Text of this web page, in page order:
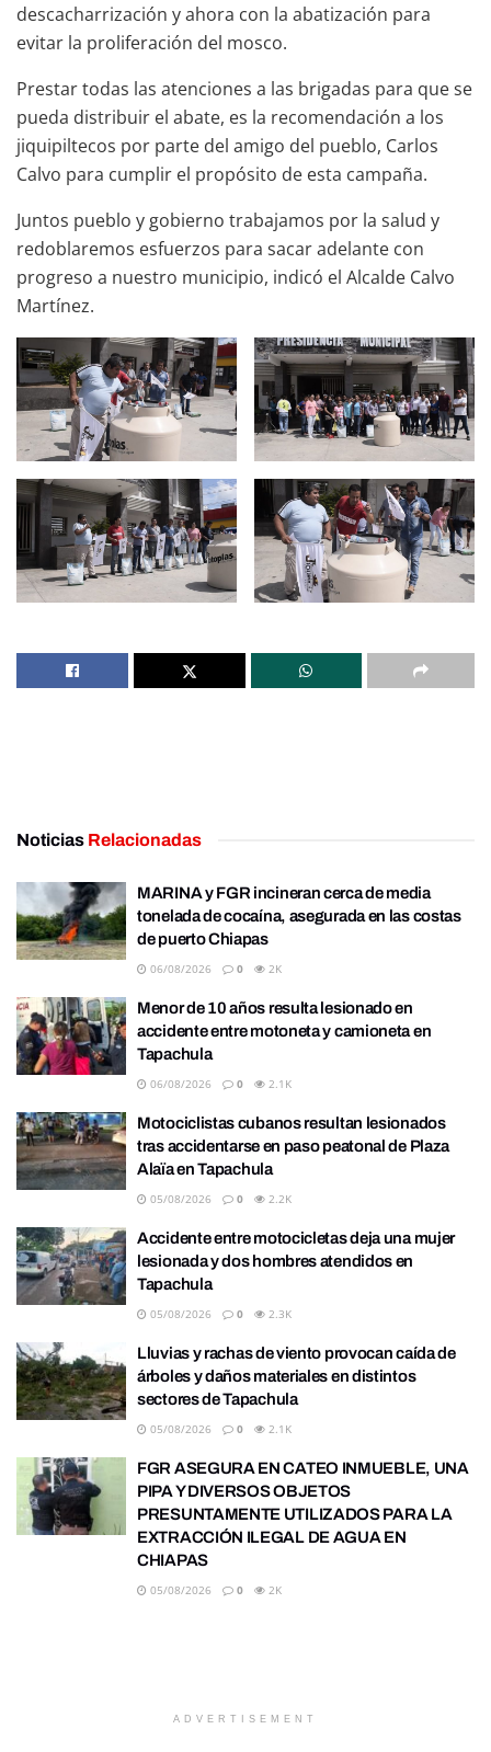
descacharrización y ahora con la abatización para
evitar la proliferación del mosco.
Prestar todas las atenciones a las brigadas para que se
pueda distribuir el abate, es la recomendación a los
jiquipiltecos por parte del amigo del pueblo, Carlos
Calvo para cumplir el propósito de esta campaña.
Juntos pueblo y gobierno trabajamos por la salud y
redoblaremos esfuerzos para sacar adelante con
progreso a nuestro municipio, indicó el Alcalde Calvo
Martínez.
Noticias Relacionadas
MARINA y FGR incineran cerca de media
tonelada de cocaína, asegurada en las costas
de puerto Chiapas
06/08/2026 0 2K
Menor de 10 años resulta lesionado en
accidente entre motoneta y camioneta en
Tapachula
06/08/2026 0 2.1K
Motociclistas cubanos resultan lesionados
tras accidentarse en paso peatonal de Plaza
Alaïa en Tapachula
05/08/2026 0 2.2K
Accidente entre motocicletas deja una mujer
lesionada y dos hombres atendidos en
Tapachula
05/08/2026 0 2.3K
Lluvias y rachas de viento provocan caída de
árboles y daños materiales en distintos
sectores de Tapachula
05/08/2026 0 2.1K
FGR ASEGURA EN CATEO INMUEBLE, UNA
PIPA Y DIVERSOS OBJETOS
PRESUNTAMENTE UTILIZADOS PARA LA
EXTRACCIÓN ILEGAL DE AGUA EN
CHIAPAS
05/08/2026 0 2K
ADVERTISEMENT